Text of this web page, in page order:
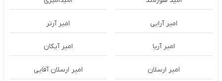
امیر آرایی امیر آرتر
امیر آریا امیر آیکان
امیر ارسلان امیر ارسلان آقایی